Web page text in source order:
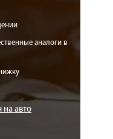
аналоги в
на авто